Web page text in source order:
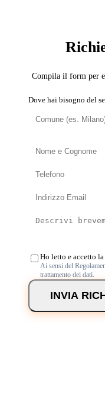
Compila il form per
Dove hai bisogno del
Ho letto e accetto la
Ai sensi del
trattamento dei dati.
INVIA